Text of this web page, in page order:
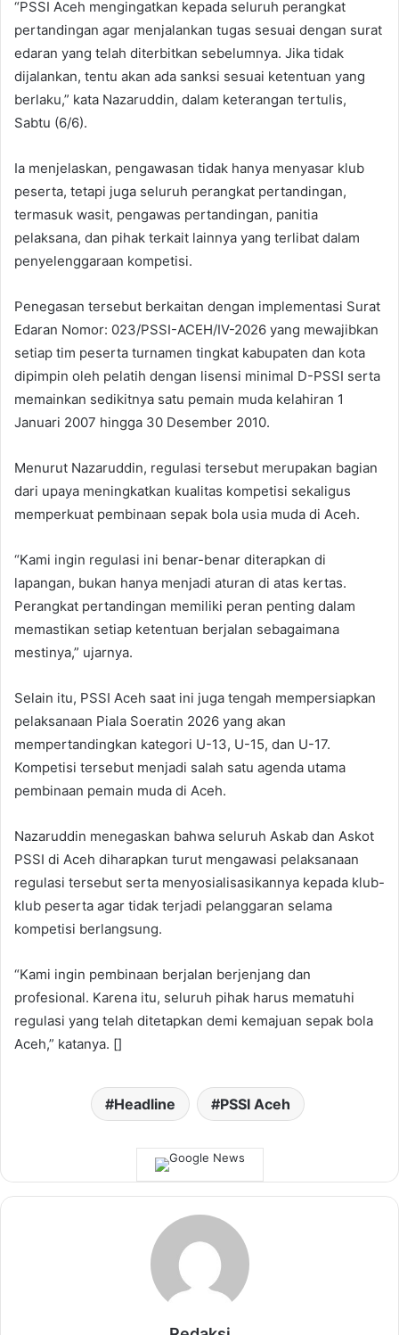
“PSSI Aceh mengingatkan kepada seluruh perangkat
pertandingan agar menjalankan tugas sesuai dengan surat
edaran yang telah diterbitkan sebelumnya. Jika tidak
dijalankan, tentu akan ada sanksi sesuai ketentuan yang
berlaku,” kata Nazaruddin, dalam keterangan tertulis,
Sabtu (6/6).
Ia menjelaskan, pengawasan tidak hanya menyasar klub
peserta, tetapi juga seluruh perangkat pertandingan,
termasuk wasit, pengawas pertandingan, panitia
pelaksana, dan pihak terkait lainnya yang terlibat dalam
penyelenggaraan kompetisi.
Penegasan tersebut berkaitan dengan implementasi Surat
Edaran Nomor: 023/PSSI-ACEH/IV-2026 yang mewajibkan
setiap tim peserta turnamen tingkat kabupaten dan kota
dipimpin oleh pelatih dengan lisensi minimal D-PSSI serta
memainkan sedikitnya satu pemain muda kelahiran 1
Januari 2007 hingga 30 Desember 2010.
Menurut Nazaruddin, regulasi tersebut merupakan bagian
dari upaya meningkatkan kualitas kompetisi sekaligus
memperkuat pembinaan sepak bola usia muda di Aceh.
“Kami ingin regulasi ini benar-benar diterapkan di
lapangan, bukan hanya menjadi aturan di atas kertas.
Perangkat pertandingan memiliki peran penting dalam
memastikan setiap ketentuan berjalan sebagaimana
mestinya,” ujarnya.
Selain itu, PSSI Aceh saat ini juga tengah mempersiapkan
pelaksanaan Piala Soeratin 2026 yang akan
mempertandingkan kategori U-13, U-15, dan U-17.
Kompetisi tersebut menjadi salah satu agenda utama
pembinaan pemain muda di Aceh.
Nazaruddin menegaskan bahwa seluruh Askab dan Askot
PSSI di Aceh diharapkan turut mengawasi pelaksanaan
regulasi tersebut serta menyosialisasikannya kepada klub-
klub peserta agar tidak terjadi pelanggaran selama
kompetisi berlangsung.
“Kami ingin pembinaan berjalan berjenjang dan
profesional. Karena itu, seluruh pihak harus mematuhi
regulasi yang telah ditetapkan demi kemajuan sepak bola
Aceh,” katanya. []
Headline PSSI Aceh